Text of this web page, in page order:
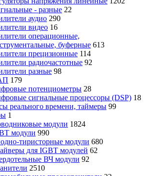
- разные 22
аудио 290
видео 16
операционные,
буферные 613
прецизионные 114
радиочастотные 92
разные 98
179
потенциометры 28
сигнальные процессоры (DSP) 18
реального времени, таймеры 99
1
модули 1824
модули 990
тиристорные модули 680
для IGBT модулей 62
ВЧ модули 92
2510